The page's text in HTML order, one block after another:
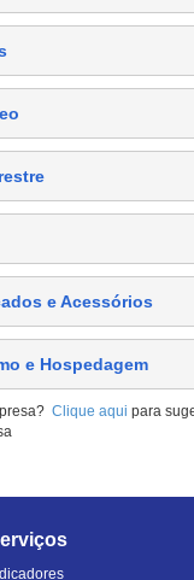
e Acessórios
e Hospedagem
Clique aqui para